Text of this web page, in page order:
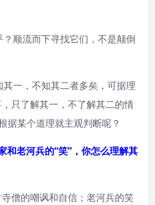
顺流而下寻找它们，不是颠倒
一，不知其二者多矣，可据理
只了解其一，不了解其二的情
据某个道理就主观判断呢？
和老河兵的“笑”，你怎么理解其
僧的嘲讽和自信；老河兵的笑